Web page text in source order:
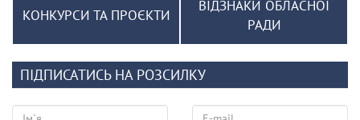
КОНКУРСИ ТА ПРОЄКТИ
ВІДЗНАКИ ОБЛАСНОЇ
РАДИ
ПІДПИСАТИСЬ НА РОЗСИЛКУ